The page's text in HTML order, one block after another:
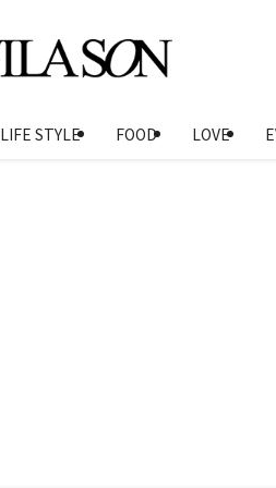
LIFE STYLE FOOD LOVE